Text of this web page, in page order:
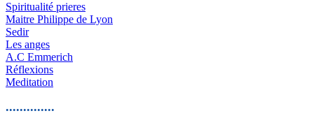
Spiritualité prieres
Maitre Philippe de Lyon
Sedir
Les anges
A.C Emmerich
Réflexions
Meditation
..............